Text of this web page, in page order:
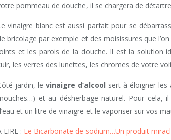
pommeau de douche, il se chargera de
vinaigre blanc est aussi parfait pour se
bricolage par exemple et des moisissures que
et les parois de la douche. Il est la solution
les verres des lunettes, les chromes de votre
jardin, le vinaigre d’alcool sert à éloigner les
et au désherbage naturel. Pour cela,
et un litre de vinaigre et le vaporiser sur vos
LIRE : Le Bicarbonate de sodium…Un produit